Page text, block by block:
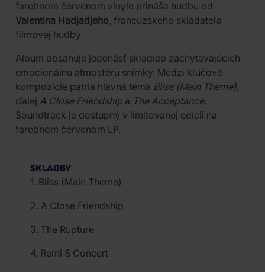
farebnom červenom vinyle prináša hudbu od
Valentina Hadjadjeho, francúzskeho skladateľa
filmovej hudby.
Album obsahuje jedenásť skladieb zachytávajúcich
emocionálnu atmosféru snímky. Medzi kľúčové
kompozície patria hlavná téma Bliss (Main Theme),
ďalej A Close Friendship a The Acceptance.
Soundtrack je dostupný v limitovanej edícii na
farebnom červenom LP.
SKLADBY
1. Bliss (Main Theme)
2. A Close Friendship
3. The Rupture
4. Remi S Concert